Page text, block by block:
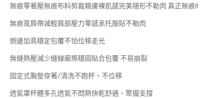
無痕零著壓無痕布料剪裁親膚裸肌感完美隱形不勒肉 真正無痕!!
無痕寬肩帶減輕肩部壓力零感承托服貼不勒肉
側邊加高穩定包覆不怕位移走光
無縫熱壓減少縫線磨擦穩固貼合包覆 不易崩裂
固定式胸墊穿著/清洗不跑杯、不位移
透氣罩杯體多孔透氣不悶熱快乾舒適、聚攏支撐